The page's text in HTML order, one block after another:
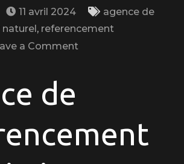
11 avril 2024
agence de
, referencement
a Comment
Ligne
avec
de